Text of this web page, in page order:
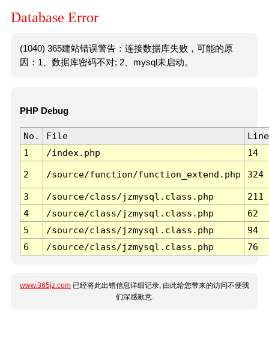
Database Error
(1040) 365建站错误警告：连接数据库失败，可能的原
因：1、数据库密码不对; 2、mysql未启动。
PHP Debug
No. File
Line
1
/index.php 14
2 /source/function/function_extend.php 324
3 /source/class/jzmysql.class.php
211
4
/source/class/jzmysql.class.php
62
5
/source/class/jzmysql.class.php
94
6
/source/class/jzmysql.class.php 76
www.365jz.com 已经将此出错信息详细记录, 由此给您带来的访问不便我
们深感歉意.